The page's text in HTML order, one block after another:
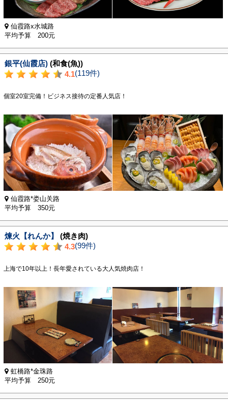
仙霞路x水城路
平均予算 200元
銀平(仙霞店) (和食(魚))
4.1(119件)
個室20室完備！ビジネス接待の定番人気店！
仙霞路*娄山关路
平均予算 350元
煉火【れんか】
(焼き肉)
4.3(99件)
上海で10年以上！長年愛されている大人気焼肉店！
虹橋路*金珠路
平均予算 250元